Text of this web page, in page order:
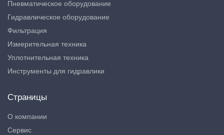
Пневматическое оборудование
Гидравлическое оборудование
Фильтрация
Измерительная техника
Уплотнительная техника
Инструменты для гидравлики
Страницы
О компании
Сервис